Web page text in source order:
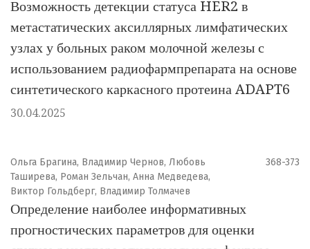
Возможность детекции статуса HER2 в
метастатических аксиллярных лимфатических
узлах у больных раком молочной железы с
использованием радиофармпрепарата на основе
синтетического каркасного протеина ADAPT6
30.04.2025
Ольга Брагина, Владимир Чернов, Любовь
Таширева, Роман Зельчан, Анна Медведева,
Виктор Гольдберг, Владимир Толмачев
368-373
Определение наиболее информативных
прогностических параметров для оценки